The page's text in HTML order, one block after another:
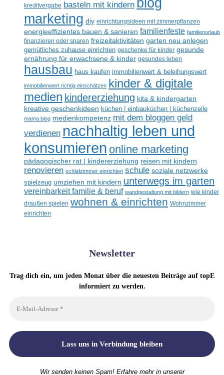
kreditvergabe basteln mit kindern
marketing diy einrichtungsideen mit zimmerpflanzen
energieeffizientes bauen & sanieren familienfeste familienurlaub
finanzieren oder sparen freizeitaktivitäten garten neu anlegen
gemütliches zuhause einrichten geschenke für kinder gesunde
ernährung für erwachsene & kinder gesundes leben
hausbau haus kaufen immobilienwert & beleihungswert
immobilienwert richtig einschätzen kinder & digitale
medien kindererziehung kita & kindergarten
kreative geschenkideen küchen | einbauküchen | küchenzeile
mama blog medienkompetenz mit dem bloggen geld
verdienen nachhaltig leben und
konsumieren online marketing
pädagogischer rat | kindererziehung reisen mit kindern
renovieren schlafzimmer einrichten schule soziale netzwerke
spielzeug umziehen mit kindern unterwegs im garten
vereinbarkeit familie & beruf wandgestaltung mit bildern wie kinder
draußen spielen wohnen & einrichten Wohnzimmer
einrichten
Newsletter
Trag dich ein, um jeden Monat über die neuesten Beiträge auf topE
informiert zu werden.
Wir senden keinen Spam! Erfahre mehr in unserer